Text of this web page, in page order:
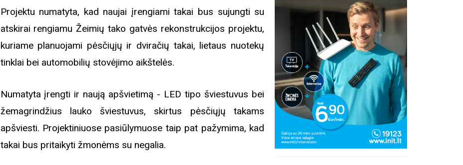
Projektu numatyta, kad naujai įrengiami takai bus sujungti su
atskirai rengiamu Žeimių tako gatvės rekonstrukcijos projektu,
kuriame planuojami pėsčiųjų ir dviračių takai, lietaus nuotekų
tinklai bei automobilių stovėjimo aikštelės.
Numatyta įrengti ir naują apšvietimą - LED tipo šviestuvus bei
žemagrindžius lauko šviestuvus, skirtus pėsčiųjų takams
apšviesti. Projektiniuose pasiūlymuose taip pat pažymima, kad
takai bus pritaikyti žmonėms su negalia.